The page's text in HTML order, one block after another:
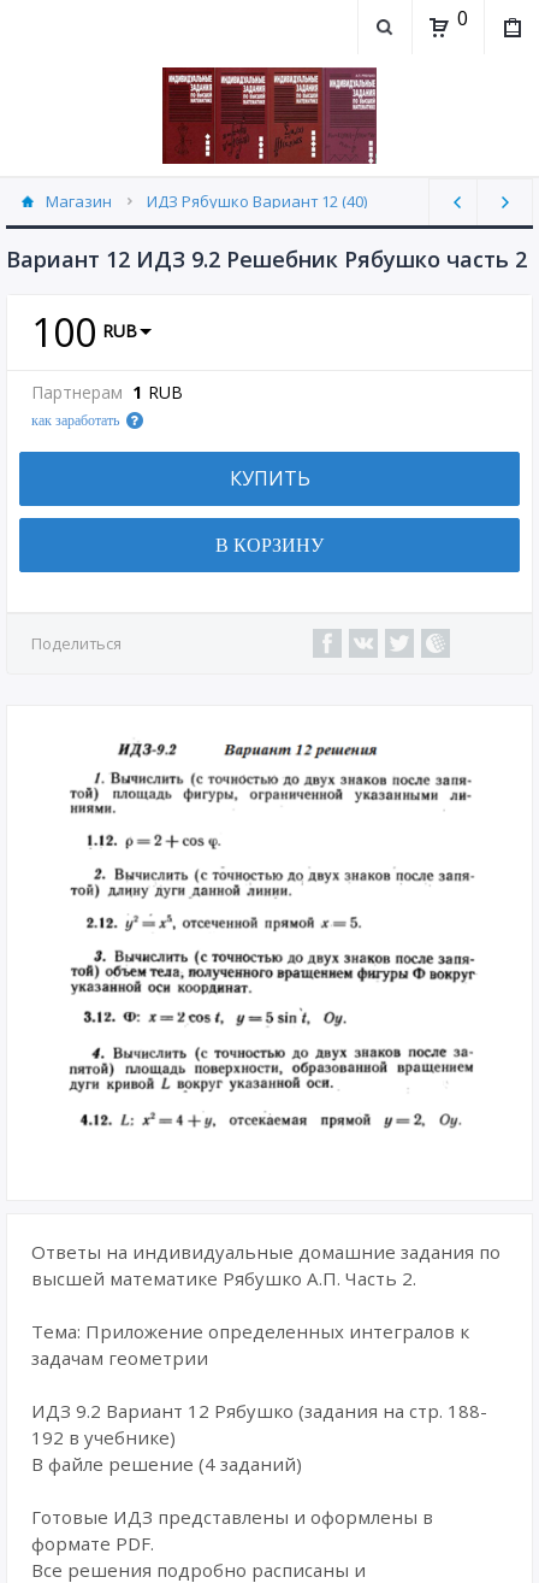
0
Магазин ИДЗ Рябушко Вариант 12 (40)
Вариант 12 ИДЗ 9.2 Решебник Рябушко часть 2
100 RUB
Партнерам 1 RUB
как заработать
КУПИТЬ
В КОРЗИНУ
Поделиться
Ответы на индивидуальные домашние задания по
высшей математике Рябушко А.П. Часть 2.
Тема: Приложение определенных интегралов к
задачам геометрии
ИДЗ 9.2 Вариант 12 Рябушко (задания на стр. 188-
192 в учебнике)
В файле решение (4 заданий)
Готовые ИДЗ представлены и оформлены в
формате PDF.
Все решения подробно расписаны и